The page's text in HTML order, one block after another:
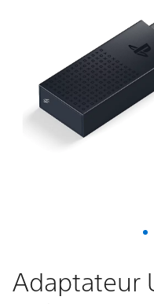
Adaptateur